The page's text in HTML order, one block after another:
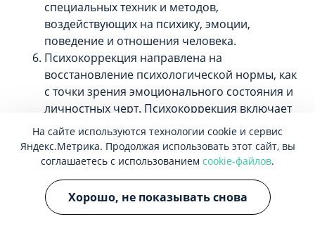
специальных техник и методов,
воздействующих на психику, эмоции,
поведение и отношения человека.
Психокоррекция направлена на
восстановление психологической нормы, как
с точки зрения эмоционального состояния и
личностных черт. Психокоррекция включает
обучение, тренинги, игротерапию, арт-
терапию и другие методы, помогающие
скорректировать нарушения психики.
Психологическое сопровождение
предполагает специфическое
взаимодействие, способствующее
На сайте используются технологии cookie и сервис
Яндекс.Метрика. Продолжая использовать этот сайт, вы
соглашаетесь с использованием cookie-файлов.
Хорошо, не показывать снова